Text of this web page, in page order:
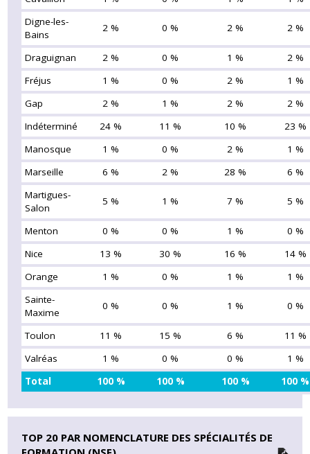
Digne-les-
Bains
2 % 0 % 2 % 2 %
Draguignan 2 % 0 % 1 %
2 %
Fréjus
1 % 0 % 2 %
1 %
Gap
2 % 1 % 2 %
2 %
Indéterminé
24 % 11 % 10 %
23 %
Manosque
1 % 0 % 2 %
1 %
Marseille
6 % 2 % 28 %
6 %
Martigues-
Salon
5 % 1 % 7 % 5 %
Menton 0 % 0 % 1 %
0 %
Nice
13 % 30 % 16 %
14 %
Orange
1 % 0 % 1 %
1 %
Sainte-
Maxime
0 % 0 % 1 % 0 %
Toulon 11 % 15 % 6 %
11 %
Valréas
1 % 0 % 0 %
1 %
Total
100 % 100 % 100 % 100 %
TOP 20 PAR NOMENCLATURE DES SPÉCIALITÉS DE